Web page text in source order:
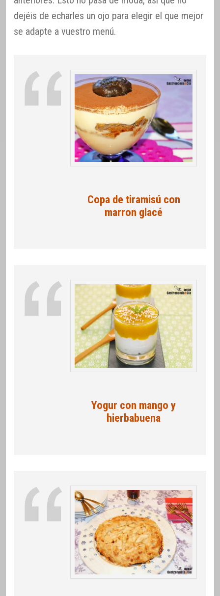
dejéis de echarles un ojo para elegir el que mejor
se adapte a vuestro menú.
Copa de tiramisú con
marron glacé
Yogur con mango y
hierbabuena